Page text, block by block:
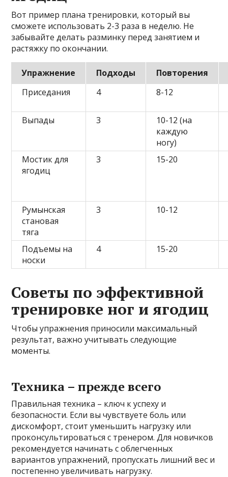
Вот пример плана тренировки, который вы
сможете использовать 2-3 раза в неделю. Не
забывайте делать разминку перед занятием и
растяжку по окончании.
Упражнение Подходы
Повторения
Приседания
4 8-12
Выпады 3
10-12 (на
каждую
ногу)
Мостик для
ягодиц
3 15-20
Румынская
становая
тяга
3 10-12
Подъемы на
носки
4 15-20
Советы по эффективной
тренировке ног и ягодиц
Чтобы упражнения приносили максимальный
результат, важно учитывать следующие
моменты.
Техника – прежде всего
Правильная техника – ключ к успеху и
безопасности. Если вы чувствуете боль или
дискомфорт, стоит уменьшить нагрузку или
проконсультироваться с тренером. Для новичков
рекомендуется начинать с облегченных
вариантов упражнений, пропускать лишний вес и
постепенно увеличивать нагрузку.